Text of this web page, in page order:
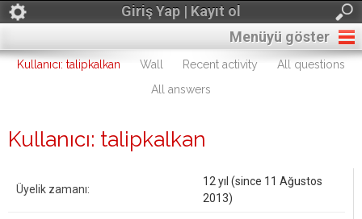
Giriş Yap | Kayıt ol
Menüyü göster
Kullanıcı: talipkalkan Wall Recent activity
All questions
All answers
Kullanıcı: talipkalkan
Üyelik zamanı:
12 yıl (since 11 Ağustos
2013)